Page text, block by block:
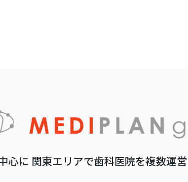
心に 関東エリアで歯科医院を複数運